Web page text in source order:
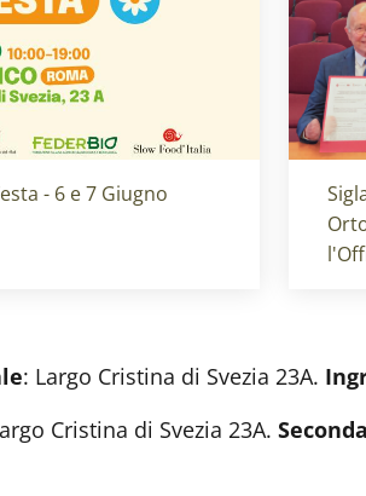
- 6 e 7 Giugno
: Largo Cristina di Svezia 23A.
Cristina di Svezia 23A.